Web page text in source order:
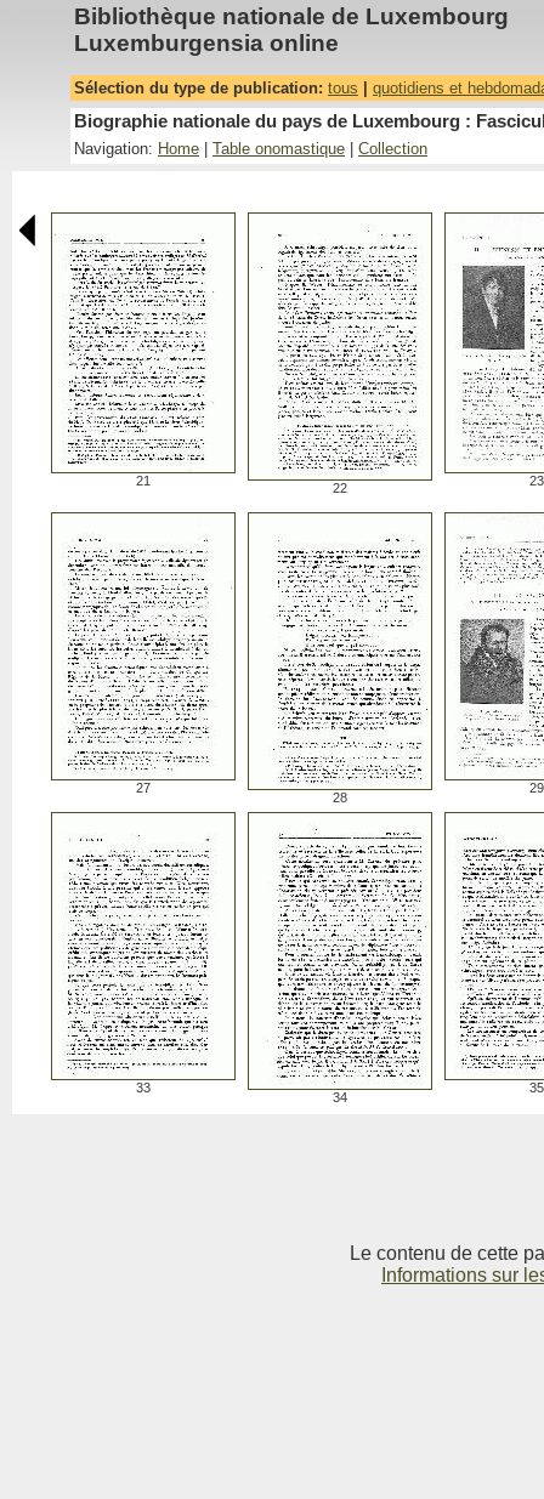
Bibliothèque nationale de Luxembourg
Luxemburgensia online
Sélection du type de publication: tous quotidiens et
Biographie nationale du pays de Luxembourg :
Navigation: Home Table onomastique Collection
21 22 23
27
28
29
33
34
35
Le contenu de cette
Informations sur